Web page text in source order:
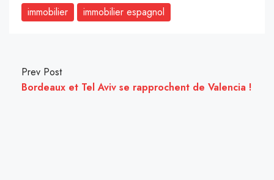
immobilier
immobilier espagnol
Prev Post
Bordeaux et Tel Aviv se rapprochent de Valencia !